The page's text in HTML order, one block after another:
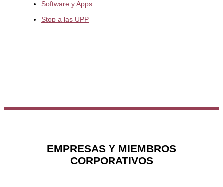
Software y Apps
Stop a las UPP
EMPRESAS Y MIEMBROS
CORPORATIVOS